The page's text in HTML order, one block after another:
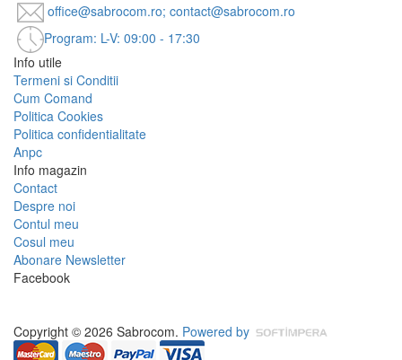
office@sabrocom.ro; contact@sabrocom.ro
Program: L-V: 09:00 - 17:30
Info utile
Termeni si Conditii
Cum Comand
Politica Cookies
Politica confidentialitate
Anpc
Info magazin
Contact
Despre noi
Contul meu
Cosul meu
Abonare Newsletter
Facebook
Copyright © 2026 Sabrocom. Powered by